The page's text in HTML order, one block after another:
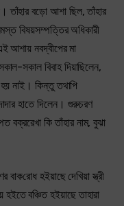
তাঁহার বড়ো আশা ছিল, তাঁহার
বিষয়সম্পত্তির অধিকারী
আশায় নবদ্বীপের মা
সকাল বিবাহ দিয়াছিলেন,
হয় নাই। কিন্তু তথাপি
হাতে দিলেন। গুরুচরণ
বক্ররেখা কি তাঁহার নাম, বুঝা
হইয়াছে দেখিয়া স্ত্রী
বঞ্চিত হইয়াছে তাহারা